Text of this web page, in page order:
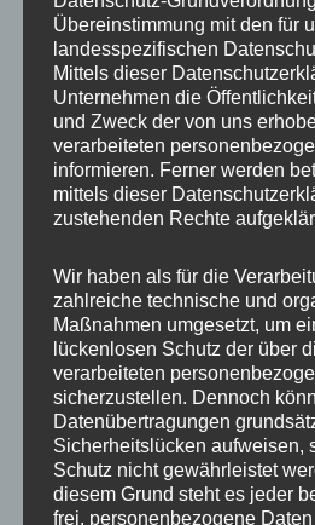
MP Mario Porten
Beratung
Training
Coaching
Impulsvorträge
Übereinstimmung mit den für
landesspezifischen
Mittels dieser
Unternehmen die
und Zweck der von uns
verarbeiteten
informieren. Ferner werden
mittels dieser
zustehenden Rechte
Wir haben als für die
zahlreiche technische und
Maßnahmen umgesetzt, um
lückenlosen Schutz der über
verarbeiteten
sicherzustellen. Dennoch
Datenübertragungen
Sicherheitslücken aufweisen,
Schutz nicht gewährleistet
diesem Grund steht es jeder
frei, personenbezogene